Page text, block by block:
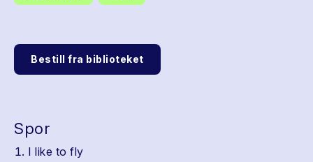
Bestill fra biblioteket
Spor
I like to fly